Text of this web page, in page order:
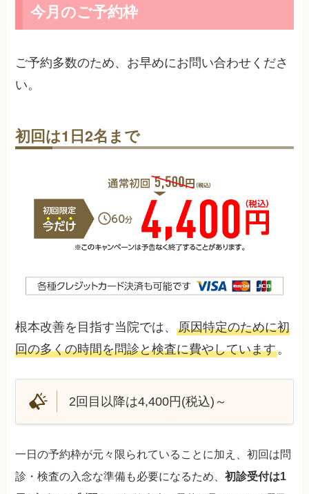
今月のご予約枠
ご予約多数のため、お早めにお問い合わせくださ
い。
初回は1日2名まで
根本改善を目指す当院では、原因特定のために初
回の多くの時間を問診と検査に費やしています。
2回目以降は4,400円(税込)～
一日の予約枠が元々限られていることに加え、初回は問
診・検査の入念な準備も必要になるため、初診受付は1